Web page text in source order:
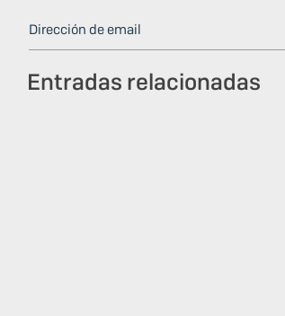
Entradas relacionadas